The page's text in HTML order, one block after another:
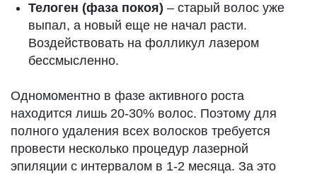
Телоген (фаза покоя) – старый волос уже
выпал, а новый еще не начал расти.
Воздействовать на фолликул лазером
бессмысленно.
Одномоментно в фазе активного роста
находится лишь 20-30% волос. Поэтому для
полного удаления всех волосков требуется
провести несколько процедур лазерной
эпиляции с интервалом в 1-2 месяца. За это